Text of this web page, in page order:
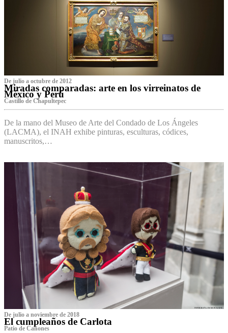
De julio a octubre de 2012
Miradas comparadas: arte en los virreinatos de
México y Perú
Castillo de Chapultepec
De la mano del Museo de Arte del Condado de Los Ángeles
(LACMA), el INAH exhibe pinturas, esculturas, códices,
manuscritos,…
De julio a noviembre de 2018
El cumpleaños de Carlota
Patio de Cañones